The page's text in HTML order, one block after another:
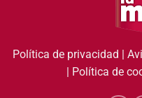
Política de privacidad
Política de